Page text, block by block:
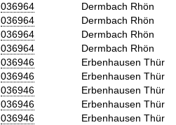
036964
Dermbach Rhön
036964
Dermbach Rhön
036964
Dermbach Rhön
036964
Dermbach Rhön
036946
Erbenhausen Thür
036946
Erbenhausen Thür
036946
Erbenhausen Thür
036946
Erbenhausen Thür
036946
Erbenhausen Thür